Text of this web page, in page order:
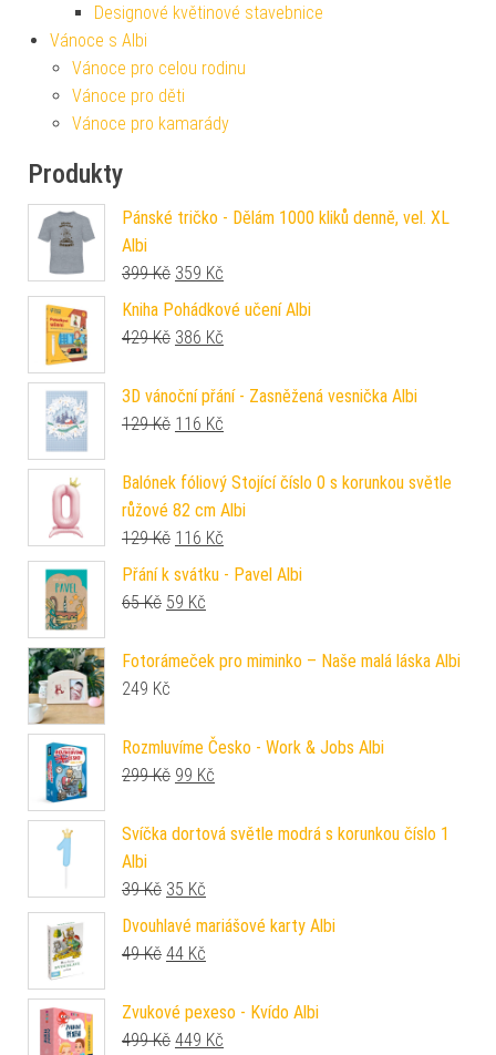
Designové květinové stavebnice
Vánoce s Albi
Vánoce pro celou rodinu
Vánoce pro děti
Vánoce pro kamarády
Produkty
Pánské tričko - Dělám 1000 kliků denně, vel. XL
Albi
399Kč Původní cena byla: 399 Kč.
359 Kč
Kniha Pohádkové učení Albi
429Kč Původní cena byla: 429 Kč.
386 Kč
3D vánoční přání - Zasněžená vesnička Albi
129Kč Původní cena byla: 129 Kč.
116 Kč
Balónek fóliový Stojící číslo 0 s korunkou světle
růžové 82 cm Albi
129Kč Původní cena byla: 129 Kč.
116 Kč
Přání k svátku - Pavel Albi
65Kč Původní cena byla: 65 Kč.
59 Kč
Fotorámeček pro miminko – Naše malá láska Albi
249 Kč
Rozmluvíme Česko - Work & Jobs Albi
299Kč Původní cena byla: 299 Kč.
99 Kč
Svíčka dortová světle modrá s korunkou číslo 1
Albi
39Kč Původní cena byla: 39 Kč.
35 Kč
Dvouhlavé mariášové karty Albi
49Kč Původní cena byla: 49 Kč.
44 Kč
Zvukové pexeso - Kvído Albi
499Kč Původní cena byla: 499 Kč.
449 Kč